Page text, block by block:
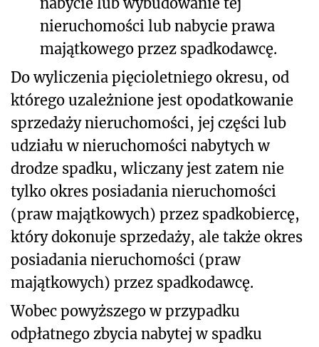
nieruchomości lub nabycie prawa
majątkowego przez spadkodawcę.
Do wyliczenia pięcioletniego okresu, od
którego uzależnione jest opodatkowanie
sprzedaży nieruchomości, jej części lub
udziału w nieruchomości nabytych w
drodze spadku, wliczany jest zatem nie
tylko okres posiadania nieruchomości
(praw majątkowych) przez spadkobiercę,
który dokonuje sprzedaży, ale także okres
posiadania nieruchomości (praw
majątkowych) przez spadkodawcę.
Wobec powyższego w przypadku
odpłatnego zbycia nabytej w spadku